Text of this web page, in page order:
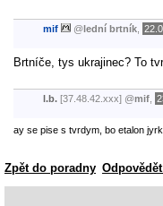
mif @lední brtník
Brtníče, tys ukrajinec? To
l.b. [37.48.42.xxx] @mif
ay se pise s tvrdym, bo etalon
Zpět do poradny